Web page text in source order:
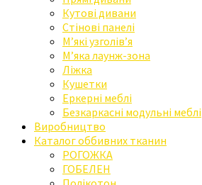
Кутові дивани
Стінові панелі
М’які узголів’я
М’яка лаунж-зона
Ліжка
Кушетки
Еркерні меблі
Безкаркасні модульні меблі
Виробництво
Каталог оббивних тканин
РОГОЖКА
ГОБЕЛЕН